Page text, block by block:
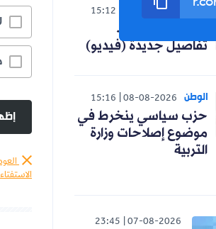
الوطن 08-08-2026
15:12
مأساة بومرداس..
تفاصيل جديدة (فيديو)
الوطن 08-08-2026
15:16
حزب سياسي ينخرط في
موضوع إصلاحات وزارة
التربية
07-08-2026
23:45
الاستفتاء